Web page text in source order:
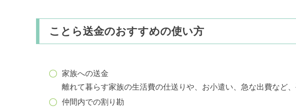
ことら送金のおすすめの使い方
家族への送金
離れて暮らす家族の生活費の仕送りや、お小遣い、急な出費など
仲間内での割り勘